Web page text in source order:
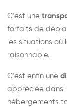
C'est une
forfaits de
les situations où
raisonnable.
C'est enfin une
appréciée dans
hébergements